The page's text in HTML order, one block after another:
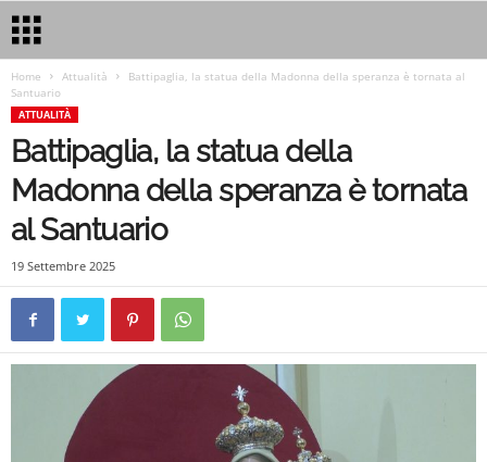
Home Attualità
Battipaglia, la statua della Madonna della speranza è tornata al
Santuario
ATTUALITÀ
Battipaglia, la statua della
Madonna della speranza è tornata
al Santuario
19 Settembre 2025